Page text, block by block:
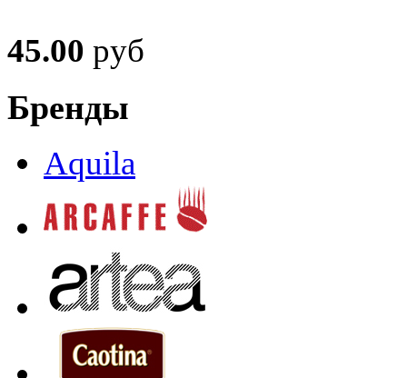
45.00 руб
Бренды
Aquila